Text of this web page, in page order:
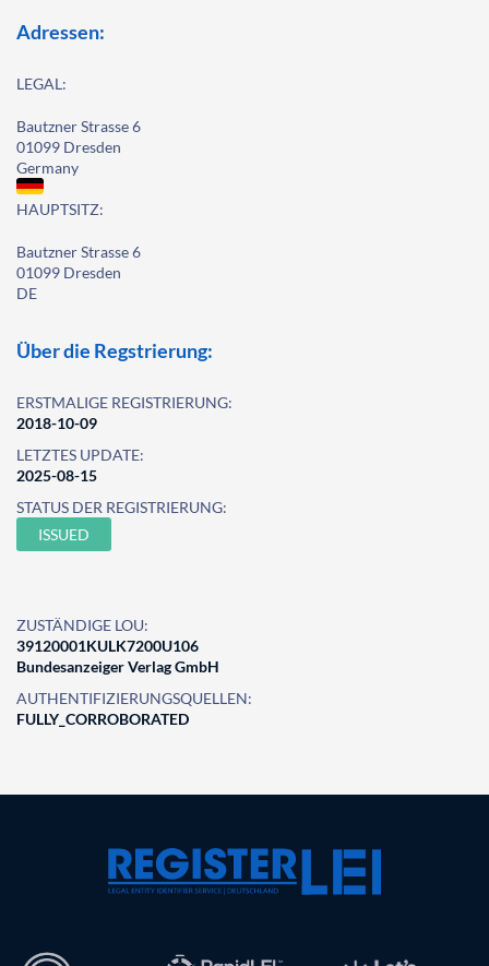
Adressen:
LEGAL:
Bautzner Strasse 6
01099 Dresden
Germany
HAUPTSITZ:
Bautzner Strasse 6
01099 Dresden
DE
Über die Regstrierung:
ERSTMALIGE REGISTRIERUNG:
2018-10-09
LETZTES UPDATE:
2025-08-15
STATUS DER REGISTRIERUNG:
ISSUED
ZUSTÄNDIGE LOU:
39120001KULK7200U106
Bundesanzeiger Verlag GmbH
AUTHENTIFIZIERUNGSQUELLEN:
FULLY_CORROBORATED